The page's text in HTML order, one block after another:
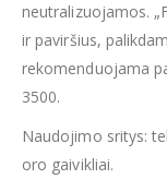
neutralizuojamos.
ir paviršius,
rekomenduojama
3500.
Naudojimo sritys:
oro gaivikliai.